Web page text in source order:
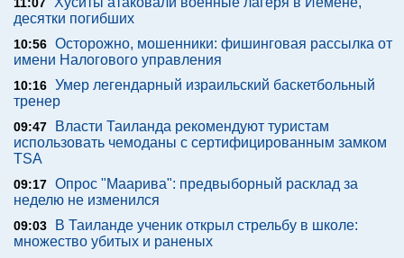
11:07
десятки погибших
10:56 Осторожно, мошенники: фишинговая рассылка от
имени Налогового управления
10:16 Умер легендарный израильский баскетбольный
тренер
09:47
Власти Таиланда рекомендуют туристам
использовать чемоданы с сертифицированным замком
TSA
09:17 Опрос "Mаарива": предвыборный расклад за
неделю не изменился
09:03
В Таиланде ученик открыл стрельбу в школе:
множество убитых и раненых